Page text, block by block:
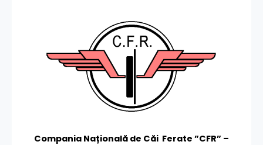
Compania Națională de Căi Ferate ”CFR” –